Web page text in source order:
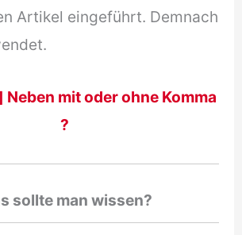
Artikel eingeführt. Demnach
Neben mit oder ohne Komma
?
sollte man wissen?